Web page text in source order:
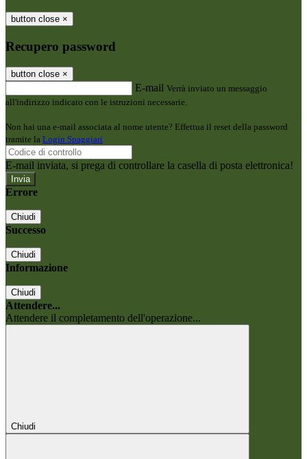
button close ×
Recupero password
button close ×
E-mail Verrà inviato un messaggio
all'indirizzo indicato con le istruzioni necessarie.
Non hai una e-mail associata al nome utente? Effettua il reset della password
tramite la Login Spaggiari
E-mail inviata, si prega di controllare la casella di posta elettronica!
Errore
Chiudi
Successo
Chiudi
Informazione
Chiudi
Attendere...
Attendere il completamento dell'operazione...
Chiudi